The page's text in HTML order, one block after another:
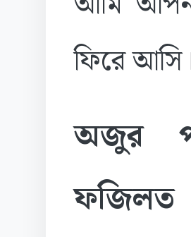
ফিরে
অজুর
ফজিলত